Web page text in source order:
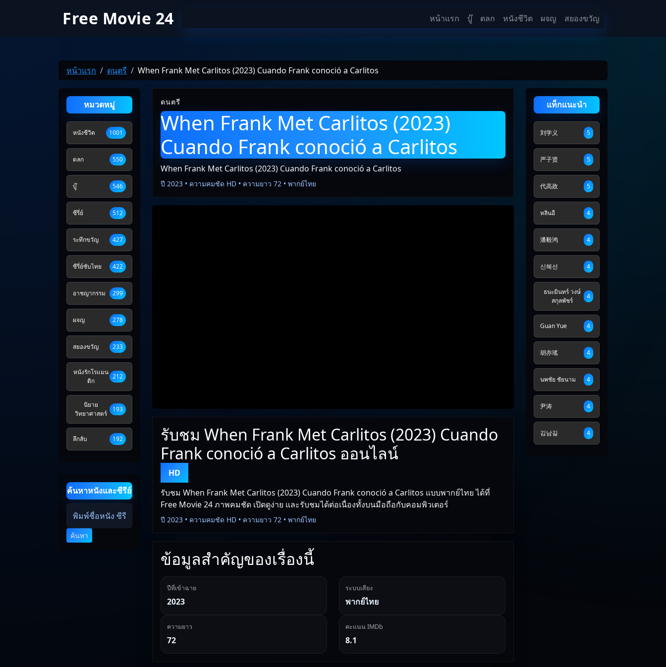
Free Movie 24 หน้าแรก บู๊ ตลก หนังชีวิต ผจญ สยองขวัญ
หน้าแรก ดนตรี When Frank Met Carlitos (2023) Cuando Frank conoció a Carlitos
หมวดหมู่
หนังชีวิต 1001
ตลก 550
บู๊ 546
ซีรี่ย์ 512
ระทึกขวัญ 427
ซีรี่ย์ซับไทย 422
อาชญากรรม 299
ผจญ 278
สยองขวัญ 233
หนังรักโรแมน
ติก
212
นิยาย
วิทยาศาสตร์
193
ลึกลับ 192
ค้นหาหนังและซีรีย์
ค้นหา
ดนตรี
When Frank Met Carlitos (2023)
Cuando Frank conoció a Carlitos
When Frank Met Carlitos (2023) Cuando Frank conoció a Carlitos
ปี 2023 • ความคมชัด HD • ความยาว 72 • พากย์ไทย
รับชม When Frank Met Carlitos (2023) Cuando
Frank conoció a Carlitos ออนไลน์
HD
รับชม When Frank Met Carlitos (2023) Cuando Frank conoció a Carlitos แบบพากย์ไทย ได้ที่
Free Movie 24 ภาพคมชัด เปิดดูง่าย และรับชมได้ต่อเนื่องทั้งบนมือถือกับคอมพิวเตอร์
ปี 2023 • ความคมชัด HD • ความยาว 72 • พากย์ไทย
ข้อมูลสำคัญของเรื่องนี้
ปีที่เข้าฉาย
2023
ระบบเสียง
พากย์ไทย
ความยาว
72
คะแนน IMDb
8.1
แท็กแนะนำ
刘学义 5
严子贤 5
代高政 5
หลินอี 4
潘毅鸿 4
신혜선 4
ธนะมินทร์ วงษ์
สกุลพัชร์
4
Guan Yue 4
胡亦瑤 4
นพชัย ชัยนาม 4
尹涛 4
김남길 4